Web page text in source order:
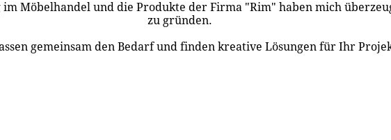
Möbelhandel und die Produkte der Firma "Rim" haben mich
zu gründen.
gemeinsam den Bedarf und finden kreative Lösungen für Ihr